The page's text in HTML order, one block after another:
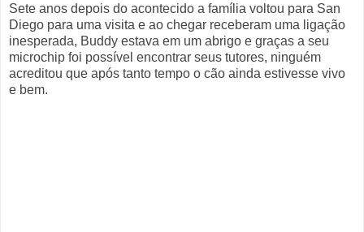
Sete anos depois do acontecido a família voltou para San
Diego para uma visita e ao chegar receberam uma ligação
inesperada, Buddy estava em um abrigo e graças a seu
microchip foi possível encontrar seus tutores, ninguém
acreditou que após tanto tempo o cão ainda estivesse vivo
e bem.